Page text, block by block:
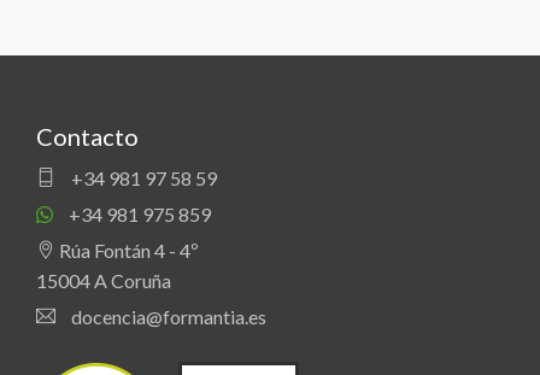
Contacto
+34 981 97 58 59
+34 981 975 859
Rúa Fontán 4 - 4º
15004 A Coruña
docencia@formantia.es